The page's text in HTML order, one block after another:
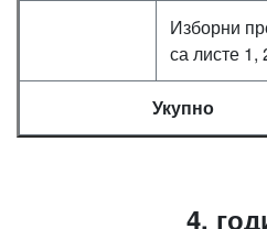
Изборни
са листе 1,
Укупно
4.